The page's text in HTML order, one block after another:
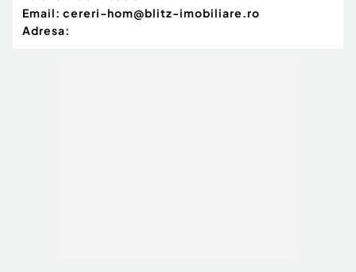
Email: cereri-hom@blitz-imobiliare.ro
Adresa: